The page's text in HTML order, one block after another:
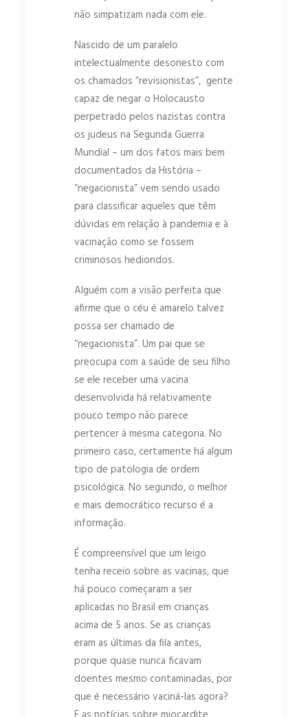
não simpatizam nada com ele.
Nascido de um paralelo
intelectualmente desonesto com
os chamados “revisionistas”, gente
capaz de negar o Holocausto
perpetrado pelos nazistas contra
os judeus na Segunda Guerra
Mundial – um dos fatos mais bem
documentados da História –
“negacionista” vem sendo usado
para classificar aqueles que têm
dúvidas em relação à pandemia e à
vacinação como se fossem
criminosos hediondos.
Alguém com a visão perfeita que
afirme que o céu é amarelo talvez
possa ser chamado de
“negacionista”. Um pai que se
preocupa com a saúde de seu filho
se ele receber uma vacina
desenvolvida há relativamente
pouco tempo não parece
pertencer à mesma categoria. No
primeiro caso, certamente há algum
tipo de patologia de ordem
psicológica. No segundo, o melhor
e mais democrático recurso é a
informação.
É compreensível que um leigo
tenha receio sobre as vacinas, que
há pouco começaram a ser
aplicadas no Brasil em crianças
acima de 5 anos. Se as crianças
eram as últimas da fila antes,
porque quase nunca ficavam
doentes mesmo contaminadas, por
que é necessário vaciná-las agora?